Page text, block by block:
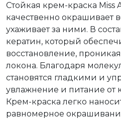
Стойкая крем-краска Miss
качественно окрашивает
ухаживает за ними. В
кератин, который
восстановление,
локона. Благодаря
становятся гладкими и
увлажнение и питание от
Крем-краска легко
равномерное